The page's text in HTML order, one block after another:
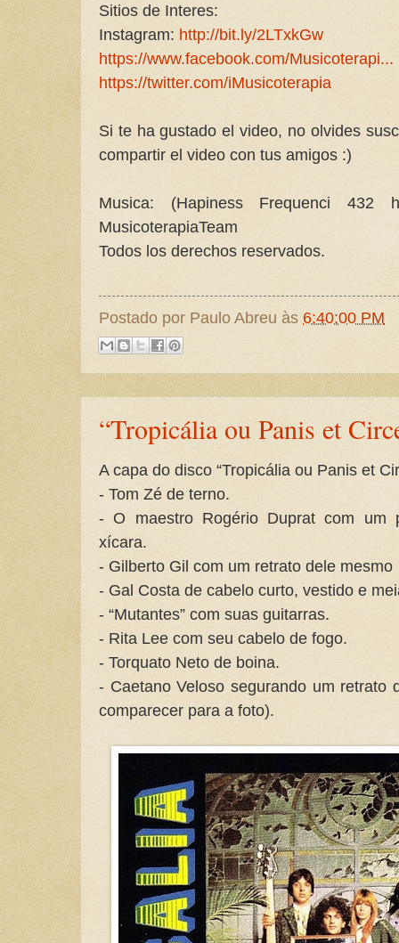
Sitios de Interes:
Instagram: http://bit.ly/2LTxkGw
https://www.facebook.com/Musicoterapi...
https://twitter.com/iMusicoterapia
Si te ha gustado el video, no olvides
compartir el video con tus amigos :)
Musica: (Hapiness Frequenci
MusicoterapiaTeam
Todos los derechos reservados.
Postado por Paulo Abreu às 6:40:00 PM
“Tropicália ou Panis et
A capa do disco “Tropicália ou Panis et
- Tom Zé de terno.
- O maestro Rogério Duprat com um
xícara.
- Gilberto Gil com um retrato dele mesmo
- Gal Costa de cabelo curto, vestido e
- “Mutantes” com suas guitarras.
- Rita Lee com seu cabelo de fogo.
- Torquato Neto de boina.
- Caetano Veloso segurando um retrato
comparecer para a foto).